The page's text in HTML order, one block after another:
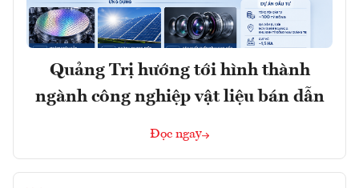
Quảng Trị hướng tới hình thành
ngành công nghiệp vật liệu bán dẫn
Đọc ngay